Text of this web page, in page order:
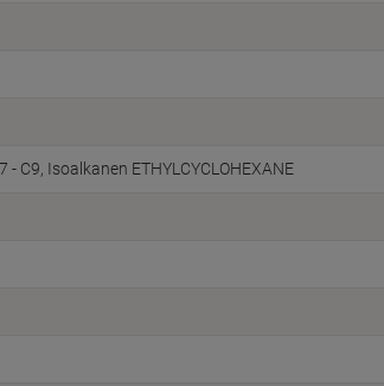
C9, Isoalkanen ETHYLCYCLOHEXANE